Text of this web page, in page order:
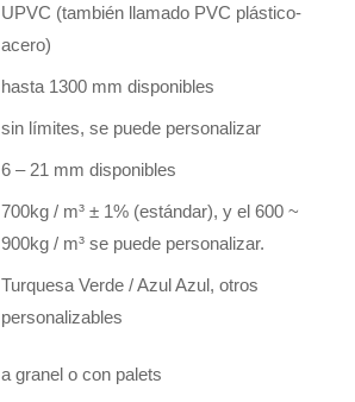
UPVC (también llamado PVC plástico-
acero)
hasta 1300 mm disponibles
sin límites, se puede personalizar
6 – 21 mm disponibles
700kg / m³ ± 1% (estándar), y el 600 ~
900kg / m³ se puede personalizar.
Turquesa Verde / Azul Azul, otros
personalizables
a granel o con palets